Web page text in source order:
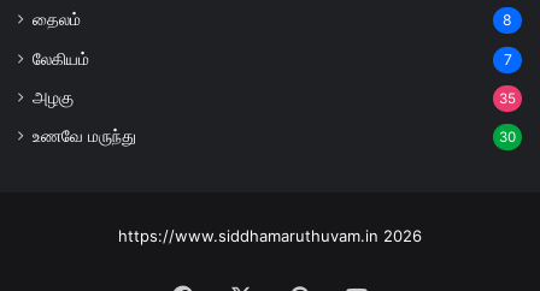
தைலம் 8
லேகியம் 7
அழகு 35
உணவே மருந்து 30
https://www.siddhamaruthuvam.in 2026